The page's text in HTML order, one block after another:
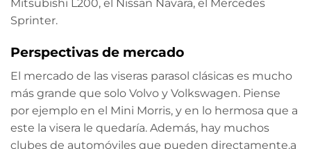
Mitsubishi L200, el Nissan Navara, el Mercedes
Sprinter.
Perspectivas de mercado
El mercado de las viseras parasol clásicas es mucho
más grande que solo Volvo y Volkswagen. Piense
por ejemplo en el Mini Morris, y en lo hermosa que a
este la visera le quedaría. Además, hay muchos
clubes de automóviles que pueden directamente.a